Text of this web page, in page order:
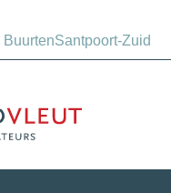
BuurtenSantpoort-Zuid